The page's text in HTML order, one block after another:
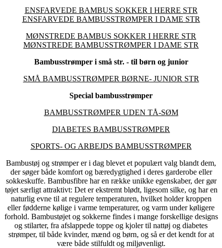
ENSFARVEDE BAMBUS SOKKER I HERRE STR
ENSFARVEDE BAMBUSSTRØMPER I DAME STR
MØNSTREDE BAMBUS SOKKER I HERRE STR
MØNSTREDE BAMBUSSTRØMPER I DAME STR
Bambusstrømper i små str. - til børn og junior
SMÅ BAMBUSSTRØMPER BØRNE- JUNIOR STR
Special bambusstrømper
BAMBUSSTRØMPER UDEN TÅ-SØM
DIABETES BAMBUSSTRØMPER
SPORTS- OG ARBEJDS BAMBUSSTRØMPER
Bambustøj og strømper er i dag blevet et populært valg blandt dem,
der søger både komfort og bæredygtighed i deres garderobe eller
sokkeskuffe. Bambusfibre har en række unikke egenskaber, der gør
tøjet særligt attraktivt: Det er ekstremt blødt, ligesom silke, og har en
naturlig evne til at regulere temperaturen, hvilket holder kroppen
eller fødderne kølige i varme temperaturer, og varm under køligere
forhold. Bambustøjet og sokkerne findes i mange forskellige designs
og stilarter, fra afslappede toppe og kjoler til nattøj og diabetes
strømper, til både kvinder, mænd og børn, og så er det kendt for at
være både stilfuldt og miljøvenligt.